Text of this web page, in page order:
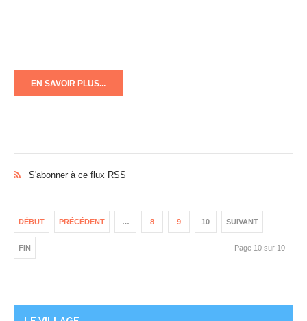
EN SAVOIR PLUS...
S'abonner à ce flux RSS
DÉBUT PRÉCÉDENT … 8 9 10 SUIVANT
FIN Page 10 sur 10